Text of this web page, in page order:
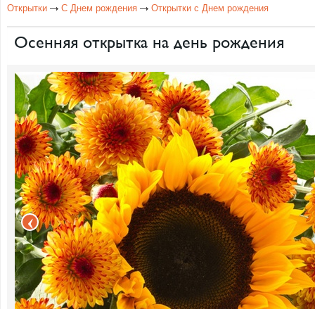
Открытки С Днем рождения Открытки с Днем рождения
Осенняя открытка на день рождения